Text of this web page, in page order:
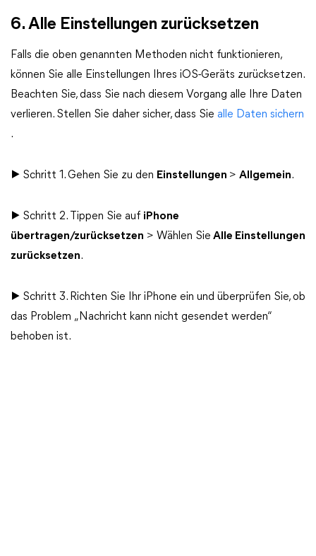
6. Alle Einstellungen zurücksetzen
Falls die oben genannten Methoden nicht funktionieren,
können Sie alle Einstellungen Ihres iOS-Geräts zurücksetzen.
Beachten Sie, dass Sie nach diesem Vorgang alle Ihre Daten
verlieren. Stellen Sie daher sicher, dass Sie alle Daten sichern
.
▶ Schritt 1. Gehen Sie zu den Einstellungen > Allgemein.
▶ Schritt 2. Tippen Sie auf iPhone
übertragen/zurücksetzen > Wählen Sie Alle Einstellungen
zurücksetzen.
▶ Schritt 3. Richten Sie Ihr iPhone ein und überprüfen Sie, ob
das Problem „Nachricht kann nicht gesendet werden“
behoben ist.